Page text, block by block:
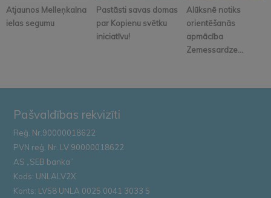
Atjaunos Melleņkalna
ielas segumu
Pastāsti savas domas
par Kopienu svētku
iniciatīvu!
Alūksnē notiks
orientēšanās
apmācība
Zemessardze...
Pašvaldības rekvizīti
Reģ. Nr.90000018622
PVN reģ. Nr. LV 90000018622
AS „SEB banka”
Kods: UNLALV2X
Konts: LV58 UNLA 0025 0041 3033 5